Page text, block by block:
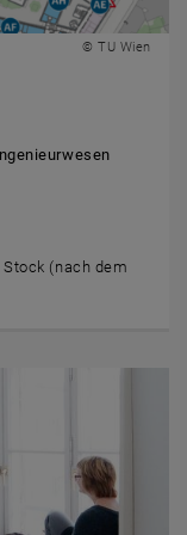
© TU Wien
Stock (nach dem